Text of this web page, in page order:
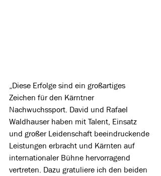
„Diese Erfolge sind ein großartiges
Zeichen für den Kärntner
Nachwuchssport. David und Rafael
Waldhauser haben mit Talent, Einsatz
und großer Leidenschaft beeindruckende
Leistungen erbracht und Kärnten auf
internationaler Bühne hervorragend
vertreten. Dazu gratuliere ich den beiden